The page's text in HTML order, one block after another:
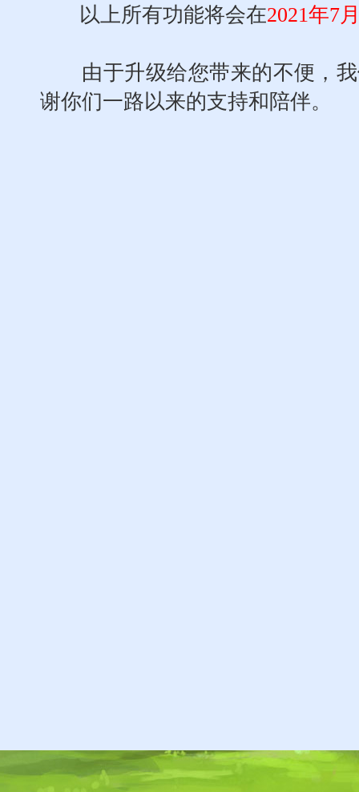
以上所有功能将会在2021年7
由于升级给您带来的不便，我
谢你们一路以来的支持和陪伴。